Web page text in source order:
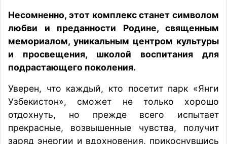
Несомненно, этот комплекс станет символом
любви и преданности Родине, священным
мемориалом, уникальным центром культуры
и просвещения, школой воспитания для
подрастающего поколения.
Уверен, что каждый, кто посетит парк «Янги
Узбекистон», сможет не только хорошо
отдохнуть, но прежде всего испытает
прекрасные, возвышенные чувства, получит
заряд энергии и вдохновения, прикоснувшись